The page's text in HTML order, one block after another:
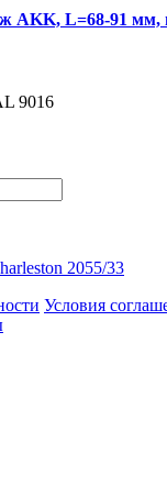
AKK, L=68-91 мм,
9016
2055/33
Условия